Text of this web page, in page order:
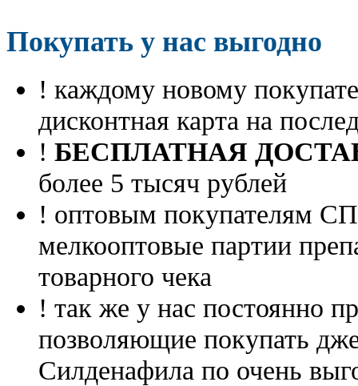
Покупать у нас выгодно
! каждому новому
дисконтная карта на
! БЕСПЛАТНАЯ
более 5 тысяч рублей
! оптовым покупателям
мелкооптовые партии
товарного чека
! так же у нас постоянно
позволяющие покупать
Силденафила по очень